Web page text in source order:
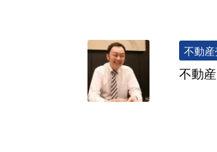
不動
不動